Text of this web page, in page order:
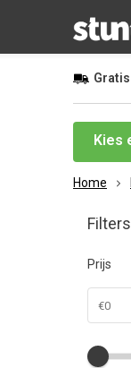
Gratis
Kies
Home
Filters
Prijs